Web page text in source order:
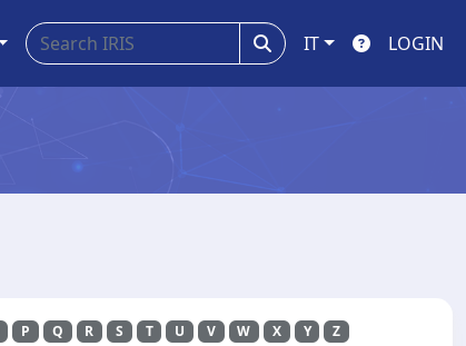
IT LOGIN
P Q R S T U V W X Y Z